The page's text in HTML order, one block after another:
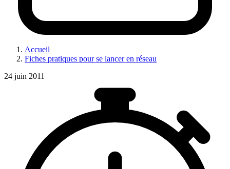
Accueil
Fiches pratiques pour se lancer en réseau
24 juin 2011